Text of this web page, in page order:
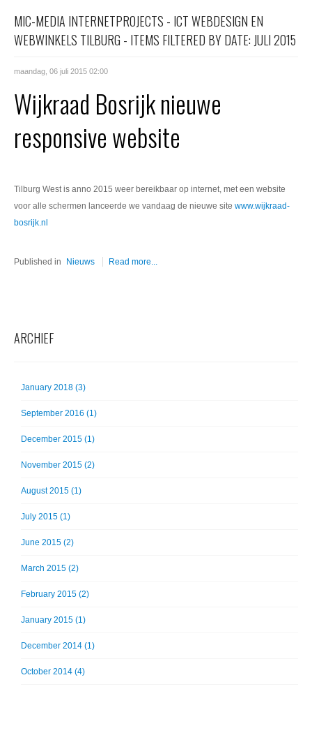
Domeinnaam registreren
SSL certificaat
MIC-MEDIA INTERNETPROJECTS - ICT WEBDESIGN EN
WEBWINKELS TILBURG - ITEMS FILTERED BY DATE: JULI 2015
maandag, 06 juli 2015 02:00
Wijkraad Bosrijk nieuwe
responsive website
Tilburg West is anno 2015 weer bereikbaar op internet, met een website
voor alle schermen lanceerde we vandaag de nieuwe site www.wijkraad-
bosrijk.nl
Published in Nieuws Read more...
ARCHIEF
January 2018 (3)
September 2016 (1)
December 2015 (1)
November 2015 (2)
August 2015 (1)
July 2015 (1)
June 2015 (2)
March 2015 (2)
February 2015 (2)
January 2015 (1)
December 2014 (1)
October 2014 (4)